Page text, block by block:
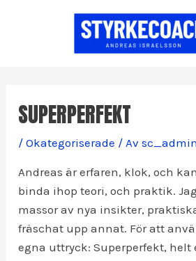
SUPERPERFEKT
/Okategoriserade / Av sc_admin
Andreas är erfaren, klok, och
binda ihop teori, och praktik.
massor av nya insikter,
fräschat upp annat. För att
egna uttryck: Superperfekt, helt